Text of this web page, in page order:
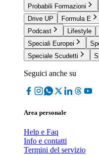
Probabili Formazioni
Drive UP
Formula E
Podcast
Lifestyle
Speciali Europei
Speciale Scudetti
Seguici anche su
Area personale
Help e Faq
Info e contatti
Termini del servizio